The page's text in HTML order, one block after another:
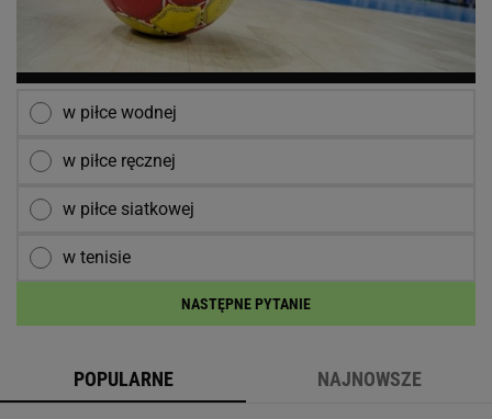
w piłce wodnej
w piłce ręcznej
w piłce siatkowej
w tenisie
NASTĘPNE PYTANIE
POPULARNE NAJNOWSZE